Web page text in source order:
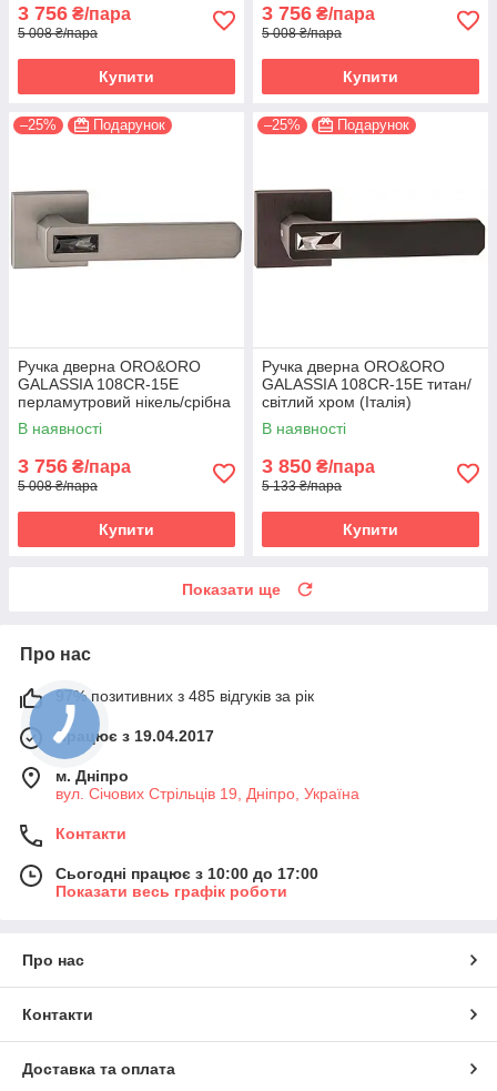
3 756 ₴/пара
5 008 ₴/пара
Купити
3 756 ₴/пара
5 008 ₴/пара
Купити
–25% Подарунок
Ручка дверна ORO&ORO
GALASSIA 108СR-15E
перламутровий нікель/срібна
ніч (Італія)
В наявності
3 756 ₴/пара
5 008 ₴/пара
Купити
–25% Подарунок
Ручка дверна ORO&ORO
GALASSIA 108СR-15E титан/
світлий хром (Італія)
В наявності
3 850 ₴/пара
5 133 ₴/пара
Купити
Показати ще
Про нас
97% позитивних з 485 відгуків за рік
Працює з 19.04.2017
м. Дніпро
вул. Січових Стрільців 19, Дніпро, Україна
Контакти
Сьогодні працює з 10:00 до 17:00
Показати весь графік роботи
Про нас
Контакти
Доставка та оплата